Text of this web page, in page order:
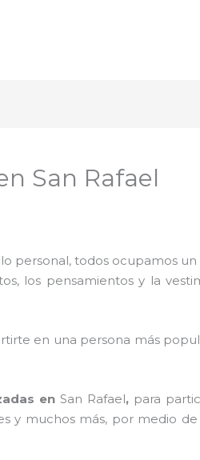
San Rafael
personal, todos ocupamos
los pensamientos y la
en una persona más
en San Rafael, para
y muchos más, por medio